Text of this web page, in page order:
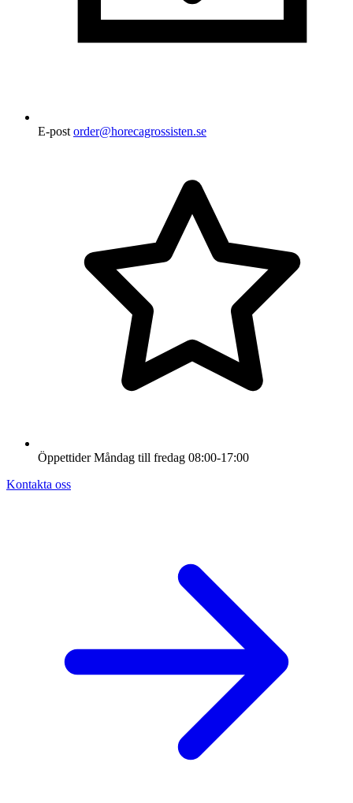
E-post order@horecagrossisten.se
Öppettider Måndag till fredag 08:00-17:00
Kontakta oss